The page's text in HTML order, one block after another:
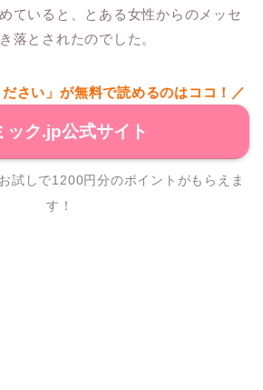
ていると、とある女性からのメッセ
落とされたのでした。
さい」が無料で読めるのはココ！／
ック.jp公式サイト
試しで1200円分のポイントがもらえま
す！